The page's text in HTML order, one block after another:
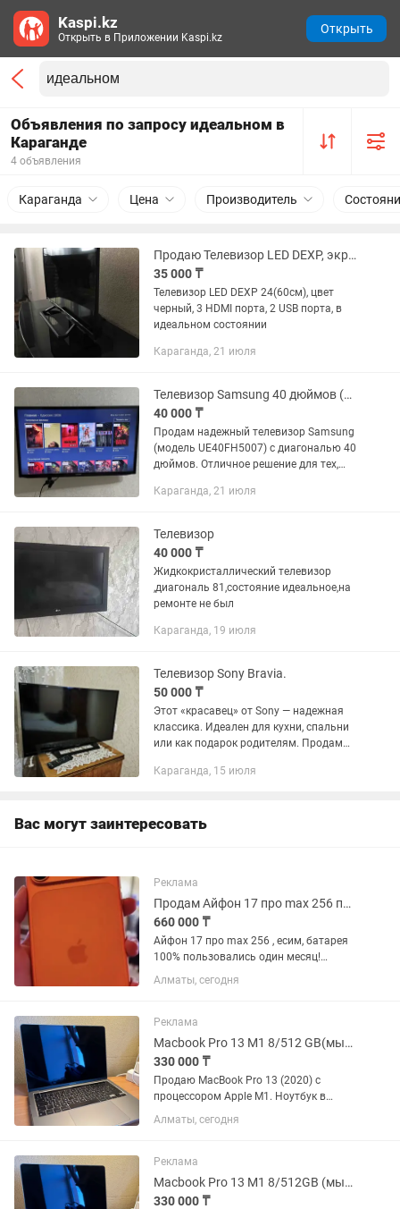
Объявления по запросу идеальном в
Караганде
4 объявления
Караганда Цена Производитель
Продаю Телевизор LED DEXP, экран 24 (60 см) черный
35 000 ₸
Телевизор LED DEXP 24(60см), цвет
черный, 3 HDMI порта, 2 USB порта, в
идеальном состоянии
Караганда, 21 июля
Телевизор Samsung 40 дюймов (Full HD)
40 000 ₸
Продам надежный телевизор Samsung
(модель UE40FH5007) с диагональю 40
дюймов. Отличное решение для тех,
спальни, кухни или детской комнаты.
Караганда, 21 июля
Телевизор
40 000 ₸
Жидкокристаллический телевизор
,диагональ 81,состояние идеальное,на
ремонте не был
Караганда, 19 июля
Телевизор Sony Bravia.
50 000 ₸
Этот «красавец» от Sony — надежная
классика. Идеален для кухни, спальни
или как подарок родителям. Продам
состоянии. Картинка четкая, цвета
Караганда, 15 июля
Вас могут заинтересовать
Реклама
Продам Айфон 17 про max 256 пользовались один месяц , идеальное состояние.
660 000 ₸
Айфон 17 про max 256 , есим, батарея
100% пользовались один месяц!
Продаю по причине срочно деньги
нужны! Не единой царапины
комплект! Гарантийный талон на год
имеется!...
Алматы, сегодня
Реклама
Macbook Pro 13 M1 8/512 GB(мышка беспроводная Apple в подарок)
330 000 ₸
Продаю MacBook Pro 13 (2020) с
процессором Apple M1. Ноутбук в
серебристом цвете, в идеальном
состоянии.Был в личном пользовании.
Есть варианты выкупа из городов:...
Алматы, сегодня
Реклама
Macbook Pro 13 M1 8/512GB (мышка Apple беспроводная в подарок)
330 000 ₸
Kaspi.kz
Открыть в Приложении Kaspi.kz
Открыть